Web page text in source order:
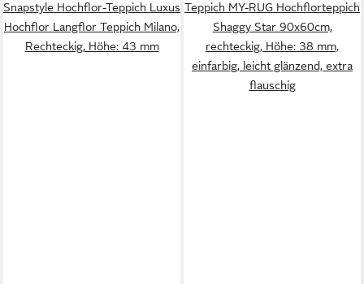
Snapstyle Hochflor-Teppich Luxus
Hochflor Langflor Teppich Milano,
Rechteckig, Höhe: 43 mm
Teppich MY-RUG Hochflorteppich
Shaggy Star 90x60cm,
rechteckig, Höhe: 38 mm,
einfarbig, leicht glänzend, extra
flauschig